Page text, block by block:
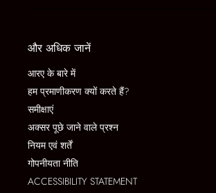
और अधिक जानें
आरए के बारे में
हम प्रमाणीकरण क्यों करते हैं?
समीक्षाएं
अक्सर पूछे जाने वाले प्रश्न
नियम एवं शर्तें
गोपनीयता नीति
ACCESSIBILITY STATEMENT